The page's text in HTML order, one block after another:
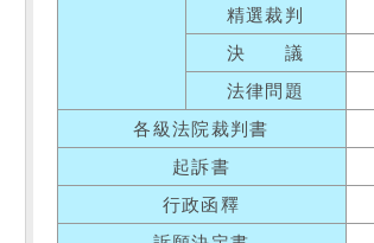
精選裁判
決 議
法律問題
各級法院裁判書
起訴書
行政函釋